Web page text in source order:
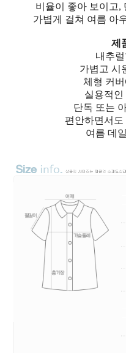
비율이 좋아 보이고,
가볍게 걸쳐 여름 아
제
내추
가볍고 시
체형 커
실용적인
단독 또는
편안하면서
여름 데